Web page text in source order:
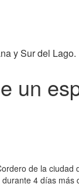
y Sur del Lago.
un
de la
4 días